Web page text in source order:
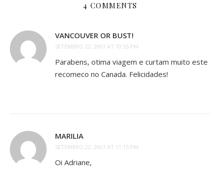
4 COMMENTS
VANCOUVER OR BUST!
SETEMBRO 22, 2007 AT 10:55 PM
Parabens, otima viagem e curtam muito este
recomeco no Canada. Felicidades!
MARILIA
SETEMBRO 22, 2007 AT 11:15 PM
Oi Adriane,